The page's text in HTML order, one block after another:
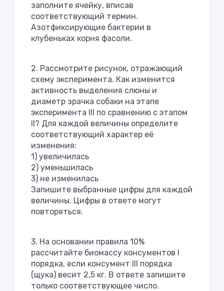
заполните ячейку, вписав
соответствующий термин.
Азотфиксирующие бактерии в
клубеньках корня фасоли.
2. Рассмотрите рисунок, отражающий
схему эксперимента. Как изменится
активность выделения слюны и
диаметр зрачка собаки на этапе
эксперимента III по сравнению с этапом
II? Для каждой величины определите
соответствующий характер её
изменения:
1) увеличилась
2) уменьшилась
3) не изменилась
Запишите выбранные цифры для каждой
величины. Цифры в ответе могут
повторяться.
3. На основании правила 10%
рассчитайте биомассу консументов I
порядка, если консумент III порядка
(щука) весит 2,5 кг. В ответе запишите
только соответствующее число.